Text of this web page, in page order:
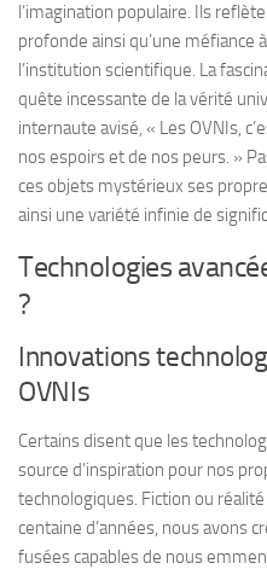
l’imagination populaire. Ils
profonde ainsi qu’une méfiance
l’institution scientifique. La
quête incessante de la vérité
internaute avisé, « Les OVNIs,
nos espoirs et de nos peurs. »
ces objets mystérieux ses
ainsi une variété infinie de
Technologies
?
Innovations
OVNIs
Certains disent que les
source d’inspiration pour nos
technologiques. Fiction ou
centaine d’années, nous avons
fusées capables de nous